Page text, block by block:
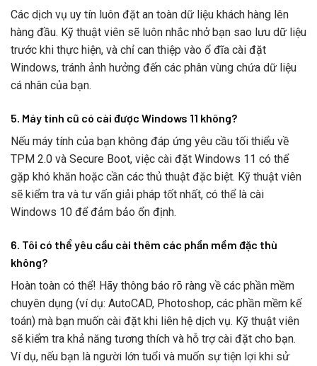
Các dịch vụ uy tín luôn đặt an toàn dữ liệu khách hàng lên
hàng đầu. Kỹ thuật viên sẽ luôn nhắc nhở bạn sao lưu dữ liệu
trước khi thực hiện, và chỉ can thiệp vào ổ đĩa cài đặt
Windows, tránh ảnh hưởng đến các phân vùng chứa dữ liệu
cá nhân của bạn.
5. Máy tính cũ có cài được Windows 11 không?
Nếu máy tính của bạn không đáp ứng yêu cầu tối thiểu về
TPM 2.0 và Secure Boot, việc cài đặt Windows 11 có thể
gặp khó khăn hoặc cần các thủ thuật đặc biệt. Kỹ thuật viên
sẽ kiểm tra và tư vấn giải pháp tốt nhất, có thể là cài
Windows 10 để đảm bảo ổn định.
6. Tôi có thể yêu cầu cài thêm các phần mềm đặc thù
không?
Hoàn toàn có thể! Hãy thông báo rõ ràng về các phần mềm
chuyên dụng (ví dụ: AutoCAD, Photoshop, các phần mềm kế
toán) mà bạn muốn cài đặt khi liên hệ dịch vụ. Kỹ thuật viên
sẽ kiểm tra khả năng tương thích và hỗ trợ cài đặt cho bạn.
Ví dụ, nếu bạn là người lớn tuổi và muốn sự tiện lợi khi sử